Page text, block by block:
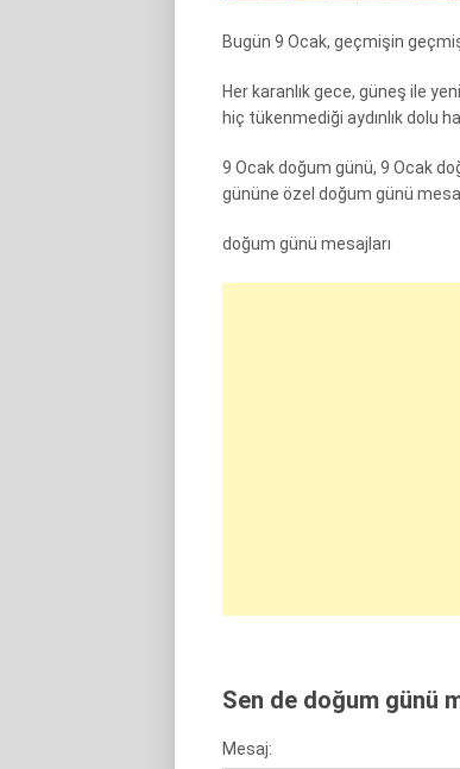
Bugün 9 Ocak, geçmişin
Her karanlık gece, güneş ile
hiç tükenmediği aydınlık dolu
9 Ocak doğum günü, 9 Ocak
gününe özel doğum günü
doğum günü mesajları
Sen de doğum günü
Mesaj: